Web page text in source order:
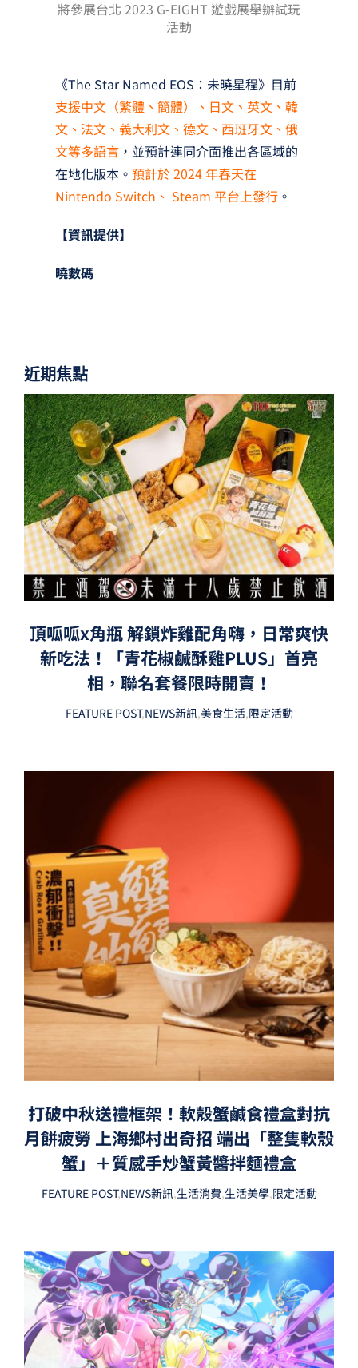
將參展台北 2023 G-EIGHT 遊戲展舉辦試玩
活動
《The Star Named EOS：未曉星程》目前
支援中文（繁體、簡體）、日文、英文、韓
文、法文、義大利文、德文、西班牙文、俄
文等多語言，並預計連同介面推出各區域的
在地化版本。 預計於 2024 年春天在
Nintendo Switch、 Steam 平台上發行。
【資訊提供】
曉數碼
近期焦點
頂呱呱x角瓶 解鎖炸雞配角嗨，日常爽快
新吃法！「青花椒鹹酥雞PLUS」首亮
相，聯名套餐限時開賣！
FEATURE POST,NEWS新訊,美食生活,限定活動
打破中秋送禮框架！軟殼蟹鹹食禮盒對抗
月餅疲勞 上海鄉村出奇招 端出「整隻軟殼
蟹」＋質感手炒蟹黃醬拌麵禮盒
FEATURE POST,NEWS新訊,生活消費,生活美學,限定活動